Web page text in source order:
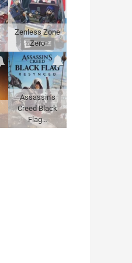
Zenless Zone
Zero
Assassin's
Creed Black
Flag…